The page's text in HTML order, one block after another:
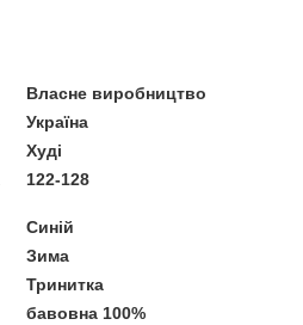
Власне виробництво
Україна
Худі
122-128
Синій
Зима
Тринитка
бавовна 100%